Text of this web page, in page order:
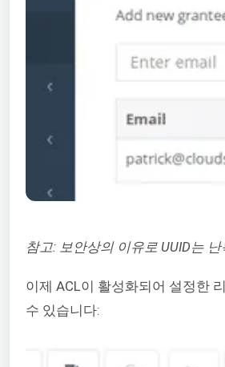
참고: 보안상의 이유로 UUID는
이제 ACL이 활성화되어 설정한
수 있습니다: